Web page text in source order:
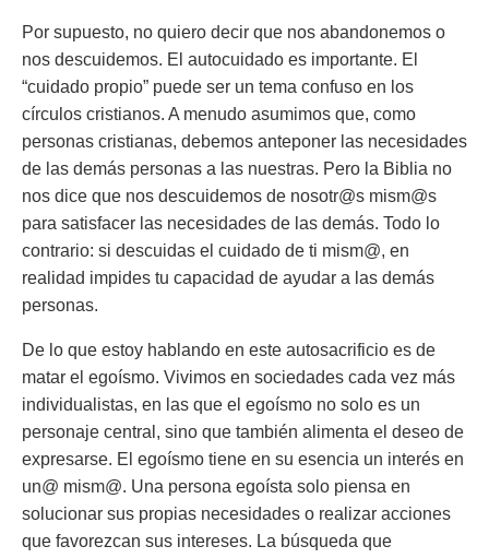
Por supuesto, no quiero decir que nos abandonemos o
nos descuidemos. El autocuidado es importante. El
“cuidado propio” puede ser un tema confuso en los
círculos cristianos. A menudo asumimos que, como
personas cristianas, debemos anteponer las necesidades
de las demás personas a las nuestras. Pero la Biblia no
nos dice que nos descuidemos de nosotr@s mism@s
para satisfacer las necesidades de las demás. Todo lo
contrario: si descuidas el cuidado de ti mism@, en
realidad impides tu capacidad de ayudar a las demás
personas.
De lo que estoy hablando en este autosacrificio es de
matar el egoísmo. Vivimos en sociedades cada vez más
individualistas, en las que el egoísmo no solo es un
personaje central, sino que también alimenta el deseo de
expresarse. El egoísmo tiene en su esencia un interés en
un@ mism@. Una persona egoísta solo piensa en
solucionar sus propias necesidades o realizar acciones
que favorezcan sus intereses. La búsqueda que